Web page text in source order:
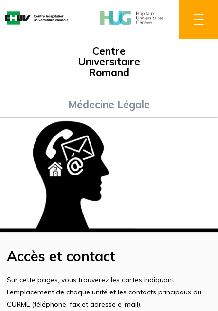
au
contenu
Centre
Universitaire
Romand
Médecine Légale
Accès et contact
Sur cette pages, vous trouverez les cartes indiquant
l'emplacement de chaque unité et les contacts principaux du
CURML (téléphone, fax et adresse e-mail).